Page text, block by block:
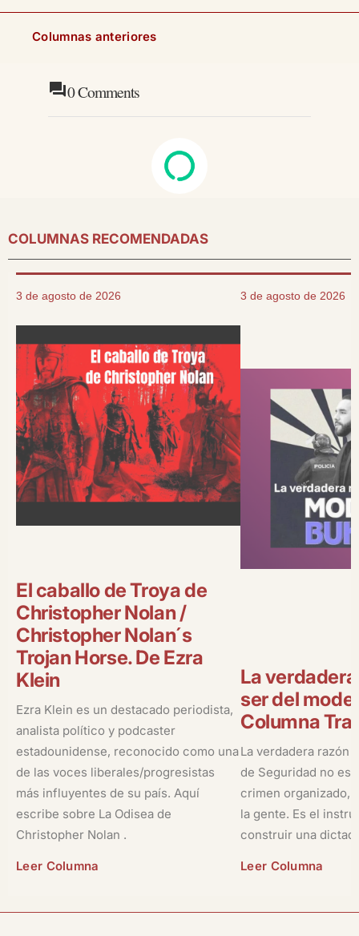
Columnas anteriores
0Comments
COLUMNAS RECOMENDADAS
3 de agosto de 2026
El caballo de Troya de
Christopher Nolan /
Christopher Nolan´s
Trojan Horse. De Ezra
Klein
Ezra Klein es un destacado periodista,
analista político y podcaster
estadounidense, reconocido como una
de las voces liberales/progresistas
más influyentes de su país. Aquí
escribe sobre La Odisea de
Christopher Nolan .
Leer Columna
3 de agosto de 2026
La
ser del
Columna
La verdadera razón
de Seguridad no es
crimen organizado,
la gente. Es el
construir una
Leer Columna